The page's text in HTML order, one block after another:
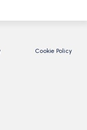
Cookie Policy